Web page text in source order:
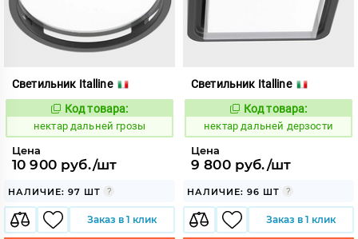
Светильник Italline
Код:
1128019
Код товара:
нектар дальней грозы
Цена
10 900 руб./шт
НАЛИЧИЕ: 97 ШТ
Заказ в 1 клик
Светильник Italline
Код:
1128020
Код товара:
нектар дальней дерзости
Цена
9 800 руб./шт
НАЛИЧИЕ: 96 ШТ
Заказ в 1 клик